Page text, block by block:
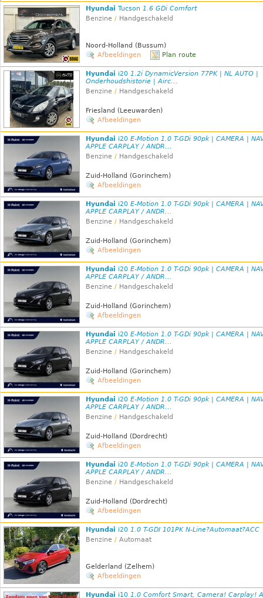
Hyundai Tucson 1.6 GDi Comfort
Benzine / Handgeschakeld
Noord-Holland (Bussum)
Afbeeldingen
Plan route
Hyundai i20 1.2i DynamicVersion 77PK | NL AUTO |
Onderhoudshistorie | Airc...
Benzine / Handgeschakeld
Friesland (Leeuwarden)
Afbeeldingen
Hyundai i20 E-Motion 1.0 T-GDi 90pk | CAMERA |
APPLE CARPLAY / ANDR...
Benzine / Handgeschakeld
Zuid-Holland (Gorinchem)
Afbeeldingen
Hyundai i20 E-Motion 1.0 T-GDi 90pk | CAMERA |
APPLE CARPLAY / ANDR...
Benzine / Handgeschakeld
Zuid-Holland (Gorinchem)
Afbeeldingen
Hyundai i20 E-Motion 1.0 T-GDi 90pk | CAMERA |
APPLE CARPLAY / ANDR...
Benzine / Handgeschakeld
Zuid-Holland (Gorinchem)
Afbeeldingen
Hyundai i20 E-Motion 1.0 T-GDi 90pk | CAMERA |
APPLE CARPLAY / ANDR...
Benzine / Handgeschakeld
Zuid-Holland (Gorinchem)
Afbeeldingen
Hyundai i20 E-Motion 1.0 T-GDi 90pk | CAMERA |
APPLE CARPLAY / ANDR...
Benzine / Handgeschakeld
Zuid-Holland (Dordrecht)
Afbeeldingen
Hyundai i20 E-Motion 1.0 T-GDi 90pk | CAMERA |
APPLE CARPLAY / ANDR...
Benzine / Handgeschakeld
Zuid-Holland (Dordrecht)
Afbeeldingen
Hyundai i20 1.0 T-GDI 101PK N-Line?Automaat?ACC
Benzine / Automaat
Gelderland (Zelhem)
Afbeeldingen
Hyundai i10 1.0 Comfort Smart, Camera! Carplay!